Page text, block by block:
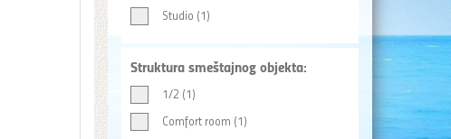
Studio (1)
Struktura smeštajnog objekta:
1/2 (1)
Comfort room (1)